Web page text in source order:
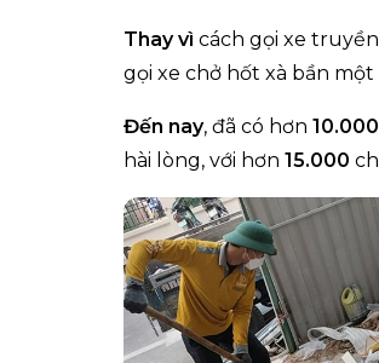
Thay vì cách gọi xe
gọi xe chở hốt xà bần
Đến nay, đã có hơn 10.000
hài lòng, với hơn 15.000